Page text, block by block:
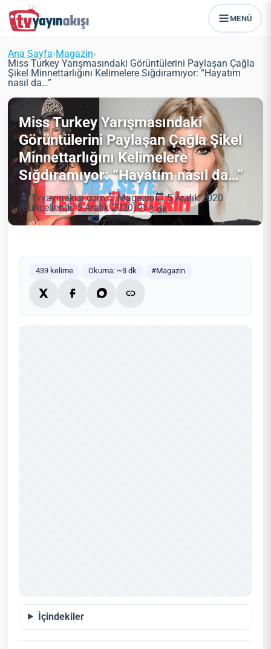
MENÜ
Ana Sayfa›Magazin›
Miss Turkey Yarışmasındaki Görüntülerini Paylaşan Çağla
Şikel Minnettarlığını Kelimelere Sığdıramıyor: “Hayatım
nasıl da…”
Miss Turkey Yarışmasındaki
Görüntülerini Paylaşan Çağla Şikel
Minnettarlığını Kelimelere
Sığdıramıyor: “Hayatım nasıl da…”
Tvyayinakisi.com Magazin
5 Aralık 2020
(Güncellendi: 5 Aralık 2020)
3 dk
439 kelime Okuma: ~3 dk #Magazin
İçindekiler